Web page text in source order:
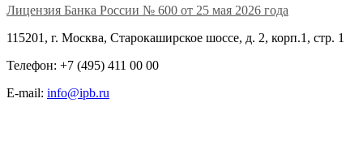
Лицензия Банка России № 600 от 25 мая 2026 года
115201, г. Москва, Старокаширское шоссе, д. 2, корп.1, стр. 1
Телефон: +7 (495) 411 00 00
E-mail: info@ipb.ru